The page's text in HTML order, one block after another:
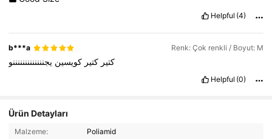
Helpful (4)
b***a Renk: Çok renkli / Boyut: M
كتير كتير كويسين يجنننننننننننننو
Helpful (0)
Ürün Detayları
Malzeme:
Poliamid